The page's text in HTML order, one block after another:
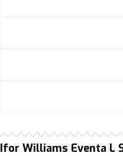
Ifor Williams Eventa L